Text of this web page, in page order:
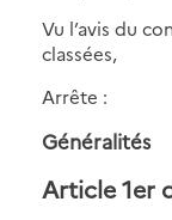
Vu l’avis du
classées,
Arrête :
Généralités
Article 1er